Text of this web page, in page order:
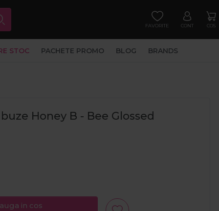
FAVORITE CONT COS
STOC PACHETE PROMO BLOG BRANDS
Honey B - Bee Glossed
in cos